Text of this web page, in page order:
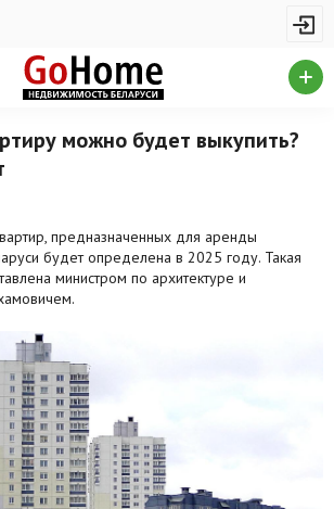
участки
недвижимость
недвижимости
недвижимости
Другие разделы
можно будет выкупить?
предназначенных для аренды
будет определена в 2025 году. Такая
министром по архитектуре и